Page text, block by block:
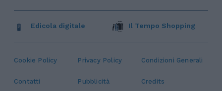
Cookie Policy Privacy Policy Condizioni Generali
Contatti Pubblicità
Credits
Edicola digitale Il Tempo Shopping